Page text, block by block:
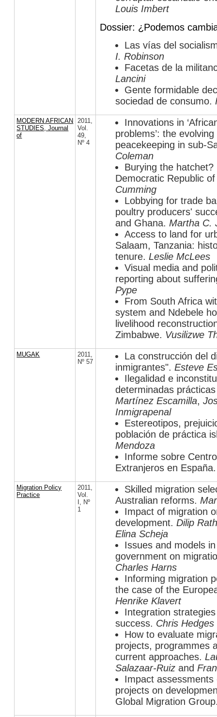
Louis Imbert
Dossier: ¿Podemos
Las vías del
I. Robinson
Facetas de la
Lancini
Gente formidable
sociedad de consumo.
MODERN AFRICAN
STUDIES, Journal
of
2011,
Vol.
49,
Nº 4
Innovations in
problems’: the
peacekeeping in sub-
Coleman
Burying the
Democratic Republic
Cumming
Lobbying for trade
poultry producers'
and Ghana. Martha C.
Access to land for
Salaam, Tanzania:
tenure. Leslie McLees
Visual media and
reporting about
Pype
From South Africa
system and Ndebele
livelihood
Zimbabwe. Vusilizwe
MUGAK 2011,
Nº 57
La construcción del
inmigrantes". Esteve
Ilegalidad e
determinadas
Martínez Escamilla,
Inmigrapenal
Estereotipos,
población de práctica
Mendoza
Informe sobre
Extranjeros en
Migration Policy
Practice
2011,
Vol.
, Nº
1
Skilled migration
Australian reforms.
Impact of migration
development. Dilip
Elina Scheja
Issues and models
government on
Charles Harns
Informing migration
the case of the
Henrike Klavert
Integration
success. Chris Hedges
How to evaluate
projects, programmes
current approaches.
Salazaar-Ruiz and
Impact
projects on
Global Migration